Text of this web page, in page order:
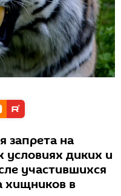
запрета на
диких и
участившихся
хищников в